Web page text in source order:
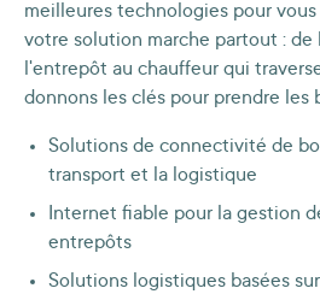
meilleures technologies pour
votre solution marche partout : de
l'entrepôt au chauffeur qui
donnons les clés pour prendre les
Solutions de connectivité de
transport et la logistique
Internet fiable pour la gestion
entrepôts
Solutions logistiques basées